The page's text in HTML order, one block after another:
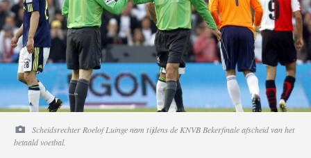
Scheidsrechter Roelof Luinge nam tijdens de KNVB Bekerfinale afscheid van het
betaald voetbal.